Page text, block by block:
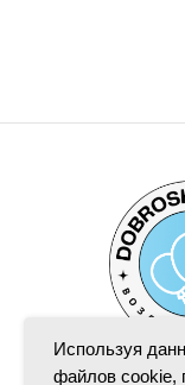
Используя
файлов cookie,